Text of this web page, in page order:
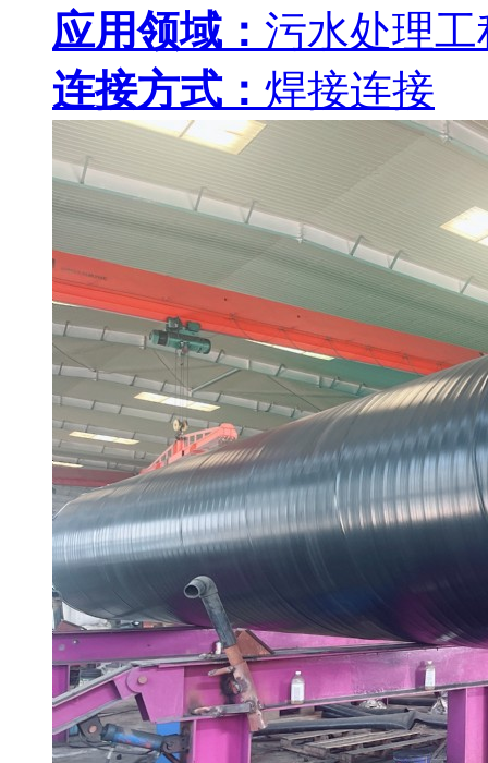
应用领域： 污水处理工
连接方式： 焊接连接